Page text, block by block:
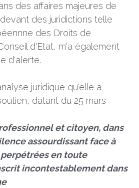
des affaires majeures de
des juridictions telle
des Droits de
d'Etat, m'a également
d'alerte.
juridique qu'elle a
datant du 25 mars
et citoyen, dans
assourdissant face à
en toute
incontestablement dans